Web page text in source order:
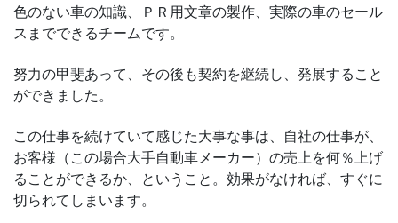
色のない車の知識、ＰＲ用文章の製作、実際の車のセール
スまでできるチームです。
努力の甲斐あって、その後も契約を継続し、発展すること
ができました。
この仕事を続けていて感じた大事な事は、自社の仕事が、
お客様（この場合大手自動車メーカー）の売上を何％上げ
ることができるか、ということ。効果がなければ、すぐに
切られてしまいます。